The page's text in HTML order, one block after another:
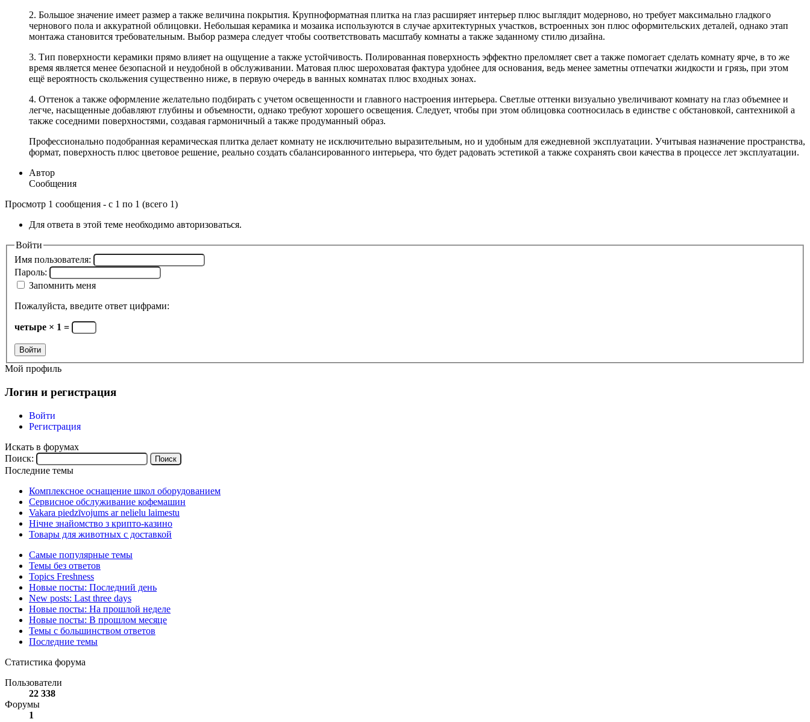
2. Большое значение имеет размер а также величина покрытия. Крупноформатная плитка на глаз расширяет интерьер плюс выглядит модерново, но требует максимально гладкого
чернового пола и аккуратной облицовки. Небольшая керамика и мозаика используются в случае архитектурных участков, встроенных зон плюс оформительских деталей, однако этап
монтажа становится требовательным. Выбор размера следует чтобы соответствовать масштабу комнаты а также заданному стилю дизайна.
3. Тип поверхности керамики прямо влияет на ощущение а также устойчивость. Полированная поверхность эффектно преломляет свет а также помогает сделать комнату ярче, в то же
время является менее безопасной и неудобной в обслуживании. Матовая плюс шероховатая фактура удобнее для основания, ведь менее заметны отпечатки жидкости и грязь, при этом
ещё вероятность скольжения существенно ниже, в первую очередь в ванных комнатах плюс входных зонах.
4. Оттенок а также оформление желательно подбирать с учетом освещенности и главного настроения интерьера. Светлые оттенки визуально увеличивают комнату на глаз объемнее и
легче, насыщенные добавляют глубины и объемности, однако требуют хорошего освещения. Следует, чтобы при этом облицовка соотносилась в единстве с обстановкой, сантехникой а
также соседними поверхностями, создавая гармоничный а также продуманный образ.
Профессионально подобранная керамическая плитка делает комнату не исключительно выразительным, но и удобным для ежедневной эксплуатации. Учитывая назначение пространства,
формат, поверхность плюс цветовое решение, реально создать сбалансированного интерьера, что будет радовать эстетикой а также сохранять свои качества в процессе лет эксплуатации.
Автор
Сообщения
Просмотр 1 сообщения - с 1 по 1 (всего 1)
Для ответа в этой теме необходимо авторизоваться.
Войти
Имя пользователя:
Пароль:
Запомнить меня
Пожалуйста, введите ответ цифрами:
четыре × 1 =
Войти
Мой профиль
Логин и регистрация
Войти
Регистрация
Искать в форумах
Поиск:
Последние темы
Комплексное оснащение школ оборудованием
Сервисное обслуживание кофемашин
Vakara piedzīvojums ar nelielu laimestu
Нічне знайомство з крипто-казино
Товары для животных с доставкой
Самые популярные темы
Темы без ответов
Topics Freshness
Новые посты: Последний день
New posts: Last three days
Новые посты: На прошлой неделе
Новые посты: В прошлом месяце
Темы с большинством ответов
Последние темы
Статистика форума
Пользователи
22 338
Форумы
1